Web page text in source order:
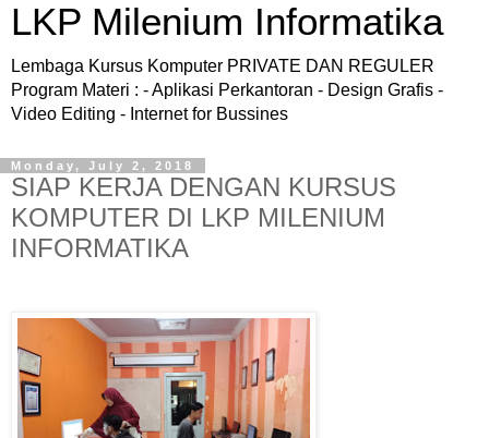
LKP Milenium Informatika
Lembaga Kursus Komputer PRIVATE DAN REGULER
Program Materi : - Aplikasi Perkantoran - Design Grafis -
Video Editing - Internet for Bussines
Monday, July 2, 2018
SIAP KERJA DENGAN KURSUS
KOMPUTER DI LKP MILENIUM
INFORMATIKA